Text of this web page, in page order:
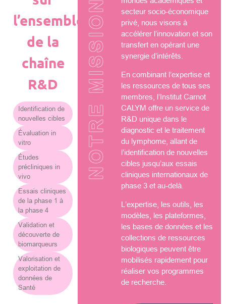
l’ensemble
de la
chaîne
R&D
Identification de
nouvelles cibles
Évaluation in
vitro
Études
précliniques in
vivo
Essais cliniques
de la phase 1 à
la phase 4
Validation et
découverte de
biomarqueurs
Valorisation et
exploitation de
données de
Santé
NOTRE MISSION
secteur socio-économique
privé, nous visons à
accélérer l’innovation et son
transfert en opérant une
synergie d’intérêts.
En combinant l’expertise et
les ressources de tous ses
membres, l’Institut Carnot
CALYM offre un service de
R&D unique dans le
diagnostic et le traitement
du lymphome, allant de
l’identification de nouvelles
cibles jusqu’aux essais
cliniques internationaux de
phase 3 et au-delà.
L’expertise, les outils, les
modèles, les plateformes,
les bases de données et les
collections de ressources
biologiques peuvent être
mobilisés rapidement pour
réaliser vos programmes
de recherche.